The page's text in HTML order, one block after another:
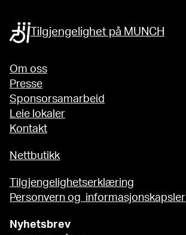
Tilgjengelighet på MUNCH
Om oss
Presse
Sponsorsamarbeid
Leie lokaler
Kontakt
Nettbutikk
Tilgjengelighetserklæring
Personvern og informasjonskapsler
Nyhetsbrev